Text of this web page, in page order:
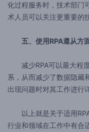
化过程服务时，技术部门
术人员可以关注更重要的
五、使用RPA遵从方
减少RPA可以最大程度
系，从而减少了数据隐藏
出现问题时对其工作进行
以上就是关于适用RPA
行业和领域在工作中有合